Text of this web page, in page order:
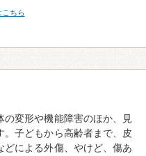
こちら
変形や機能障害のほか、見
。子どもから高齢者まで、皮
どによる外傷、やけど、傷あ